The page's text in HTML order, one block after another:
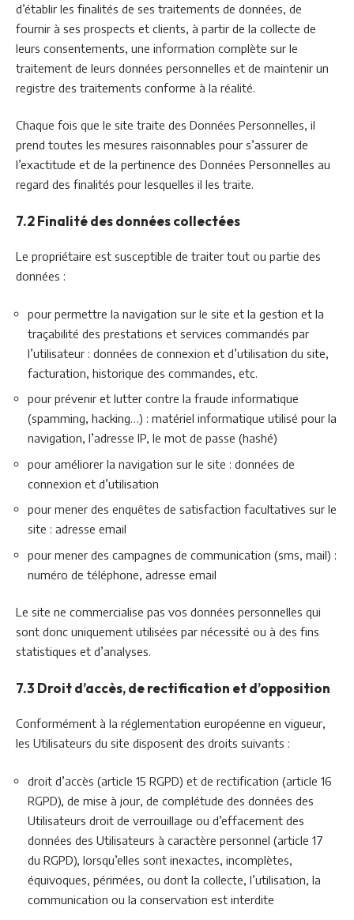
d’établir les finalités de ses traitements de données, de
fournir à ses prospects et clients, à partir de la collecte de
leurs consentements, une information complète sur le
traitement de leurs données personnelles et de maintenir un
registre des traitements conforme à la réalité.
Chaque fois que le site traite des Données Personnelles, il
prend toutes les mesures raisonnables pour s’assurer de
l’exactitude et de la pertinence des Données Personnelles au
regard des finalités pour lesquelles il les traite.
7.2 Finalité des données collectées
Le propriétaire est susceptible de traiter tout ou partie des
données :
pour permettre la navigation sur le site et la gestion et la
traçabilité des prestations et services commandés par
l’utilisateur : données de connexion et d’utilisation du site,
facturation, historique des commandes, etc.
pour prévenir et lutter contre la fraude informatique
(spamming, hacking…) : matériel informatique utilisé pour la
navigation, l’adresse IP, le mot de passe (hashé)
pour améliorer la navigation sur le site : données de
connexion et d’utilisation
pour mener des enquêtes de satisfaction facultatives sur le
site : adresse email
pour mener des campagnes de communication (sms, mail) :
numéro de téléphone, adresse email
Le site ne commercialise pas vos données personnelles qui
sont donc uniquement utilisées par nécessité ou à des fins
statistiques et d’analyses.
7.3 Droit d’accès, de rectification et d’opposition
Conformément à la réglementation européenne en vigueur,
les Utilisateurs du site disposent des droits suivants :
droit d’accès (article 15 RGPD) et de rectification (article 16
RGPD), de mise à jour, de complétude des données des
Utilisateurs droit de verrouillage ou d’effacement des
données des Utilisateurs à caractère personnel (article 17
du RGPD), lorsqu’elles sont inexactes, incomplètes,
équivoques, périmées, ou dont la collecte, l’utilisation, la
communication ou la conservation est interdite